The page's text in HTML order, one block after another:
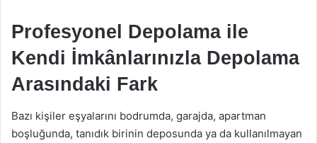
Profesyonel Depolama ile
Kendi İmkânlarınızla Depolama
Arasındaki Fark
Bazı kişiler eşyalarını bodrumda, garajda, apartman
boşluğunda, tanıdık birinin deposunda ya da kullanılmayan